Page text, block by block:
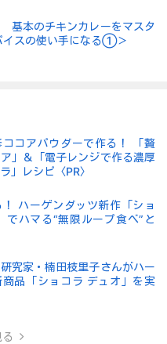
基本のチキンカレーをマスタ
イスの使い手になる①＞
ココアパウダーで作る！ 「贅
」＆「電子レンジで作る濃厚
」レシピ〈PR〉
ハーゲンダッツ新作「ショ
でハマる“無限ループ食べ”と
究家・楠田枝里子さんがハー
品「ショコラ デュオ」を実